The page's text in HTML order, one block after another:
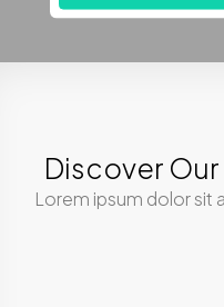
Discover
Lorem ipsum dolor sit